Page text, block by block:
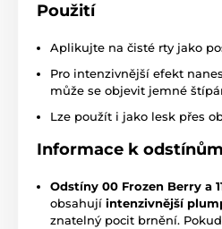
Použití
Aplikujte na čisté rty jako
Pro intenzivnější efekt
může se objevit jemné
Lze použít i jako lesk přes
Informace k odstínům
Odstíny 00 Frozen Berry a
obsahují intenzivnější
znatelný pocit brnění.